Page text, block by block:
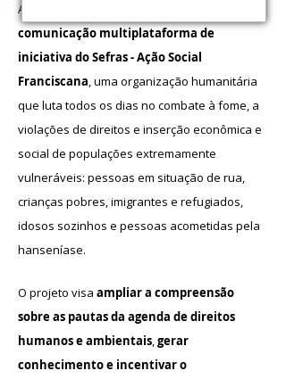
A
comunicação multiplataforma de
iniciativa doSefras - Ação Social
Franciscana, uma organização humanitária
que luta todos os dias no combate à fome, a
violações de direitos e inserção econômica e
social de populações extremamente
vulneráveis: pessoas em situação de rua,
crianças pobres, imigrantes e refugiados,
idosos sozinhos e pessoas acometidas pela
hanseníase.
O projeto visa ampliar a compreensão
sobre as pautas da agenda de direitos
humanos e ambientais,gerar
conhecimento e incentivar o